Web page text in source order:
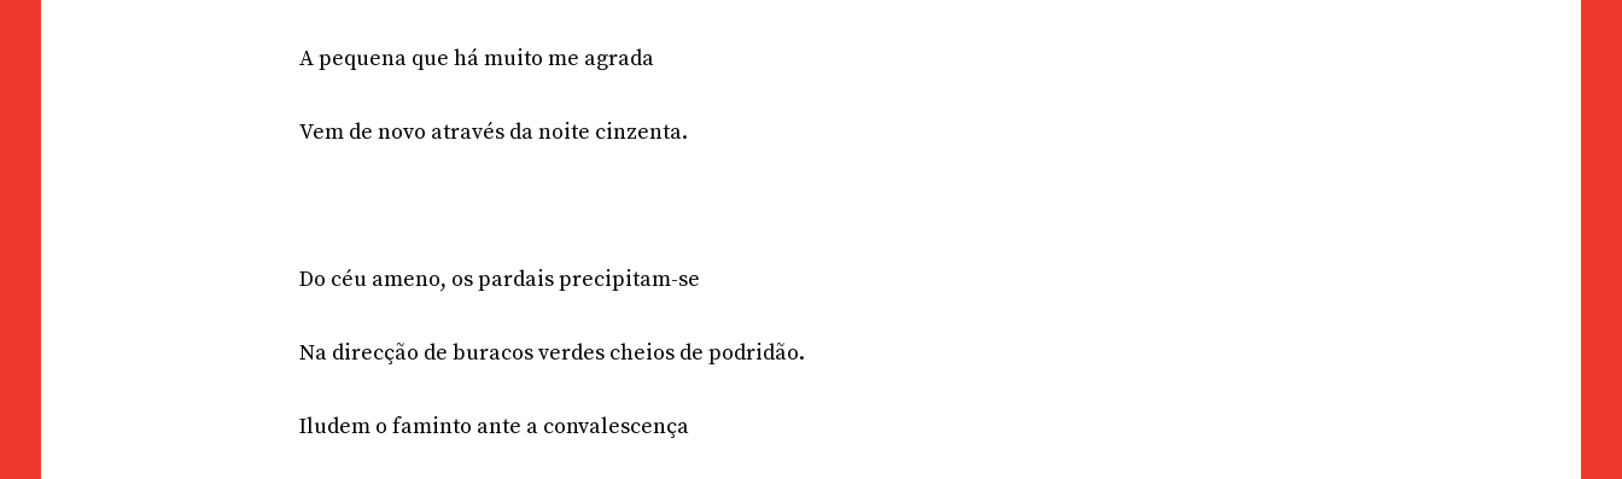
A pequena que há muito me agrada
Vem de novo através da noite cinzenta.
Do céu ameno, os pardais precipitam-se
Na direcção de buracos verdes cheios de podridão.
Iludem o faminto ante a convalescença